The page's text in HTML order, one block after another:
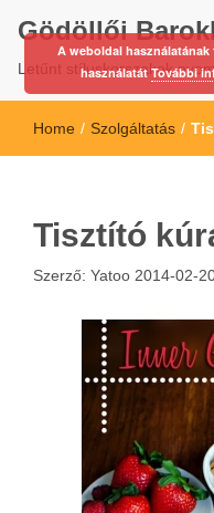
Gödöllői
Letűnt stíluskorszakok
Home / Szolgáltatás /
Tisztító
Szerző: Yatoo 2014-02-
A weboldal
használatátTovábbi